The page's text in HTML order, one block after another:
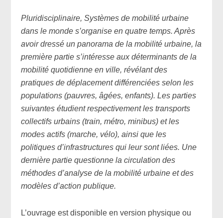
Pluridisciplinaire, Systèmes de mobilité urbaine
dans le monde s’organise en quatre temps. Après
avoir dressé un panorama de la mobilité urbaine, la
première partie s’intéresse aux déterminants de la
mobilité quotidienne en ville, révélant des
pratiques de déplacement différenciées selon les
populations (pauvres, âgées, enfants). Les parties
suivantes étudient respectivement les transports
collectifs urbains (train, métro, minibus) et les
modes actifs (marche, vélo), ainsi que les
politiques d’infrastructures qui leur sont liées. Une
dernière partie questionne la circulation des
méthodes d’analyse de la mobilité urbaine et des
modèles d’action publique.
L’ouvrage est disponible en version physique ou